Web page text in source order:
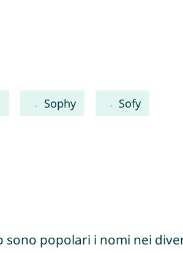
Sophy Sofy
sono popolari i nomi nei